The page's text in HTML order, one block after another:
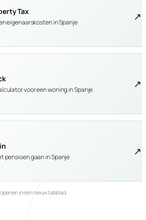
Tax
eigenaarskosten in Spanje ↗
voor een woning in Spanje ↗
pensioen gaan in Spanje ↗
in een nieuw tabblad.